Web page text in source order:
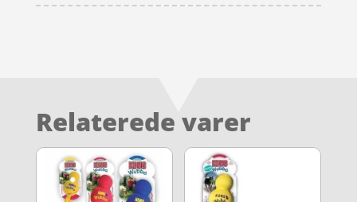
Relaterede varer